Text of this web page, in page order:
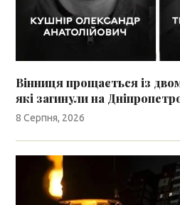
Вінниця прощається із
які загинули на
8 Серпня, 2026